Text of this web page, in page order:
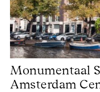
Monumentaal
Amsterdam